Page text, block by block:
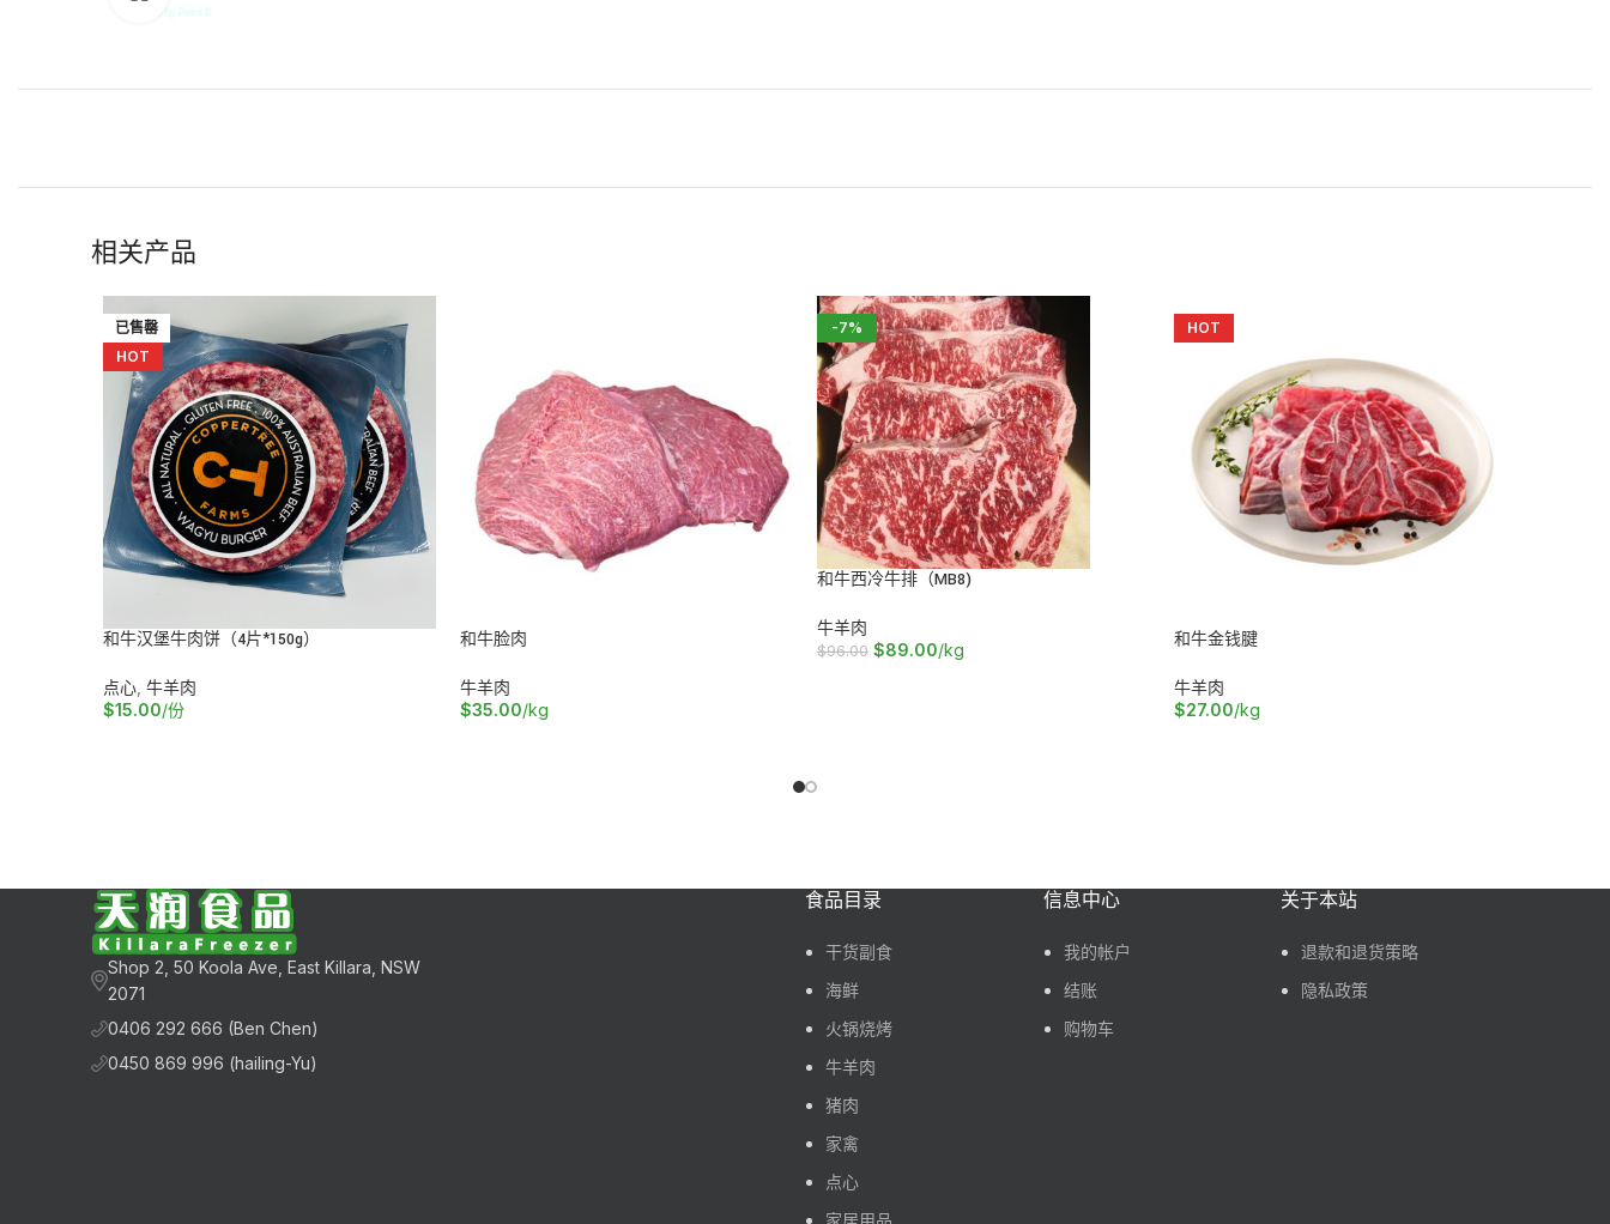
相关产品
已售罄
HOT
和牛汉堡牛肉饼（4片*150g）
点心 牛羊肉
$15.00/份
和牛脸肉
牛羊肉
$35.00/kg
-7%
和牛西冷牛排（MB8)
牛羊肉
$96.00 $89.00/kg
HOT
和牛金钱腱
牛羊肉
$27.00/kg
Shop 2, 50 Koola Ave, East Killara, NSW
2071
0406 292 666 (Ben Chen)
0450 869 996 (hailing-Yu)
食品目录
干货副食
海鲜
火锅烧烤
牛羊肉
猪肉
家禽
点心
家居用品
信息中心
我的帐户
结账
购物车
关于本站
退款和退货策略
隐私政策